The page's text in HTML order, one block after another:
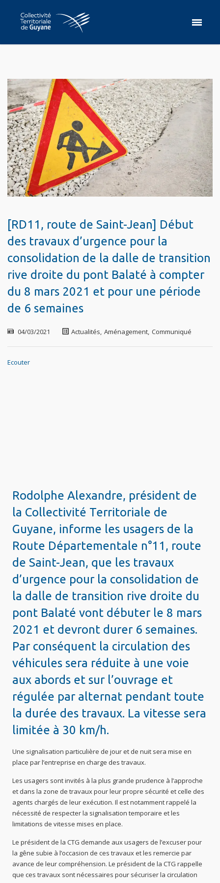
[RD11, route de Saint-Jean] Début
des travaux d’urgence pour la
consolidation de la dalle de transition
rive droite du pont Balaté à compter
du 8 mars 2021 et pour une période
de 6 semaines
04/03/2021 Actualités, Aménagement, Communiqué
Ecouter
Rodolphe Alexandre, président de
la Collectivité Territoriale de
Guyane, informe les usagers de la
Route Départementale n°11, route
de Saint-Jean, que les travaux
d’urgence pour la consolidation de
la dalle de transition rive droite du
pont Balaté vont débuter le 8 mars
2021 et devront durer 6 semaines.
Par conséquent la circulation des
véhicules sera réduite à une voie
aux abords et sur l’ouvrage et
régulée par alternat pendant toute
la durée des travaux. La vitesse sera
limitée à 30 km/h.
Une signalisation particulière de jour et de nuit sera mise en
place par l’entreprise en charge des travaux.
Les usagers sont invités à la plus grande prudence à l’approche
et dans la zone de travaux pour leur propre sécurité et celle des
agents chargés de leur exécution. Il est notamment rappelé la
nécessité de respecter la signalisation temporaire et les
limitations de vitesse mises en place.
Le président de la CTG demande aux usagers de l’excuser pour
la gêne subie à l’occasion de ces travaux et les remercie par
avance de leur compréhension. Le président de la CTG rappelle
que ces travaux sont nécessaires pour sécuriser la circulation